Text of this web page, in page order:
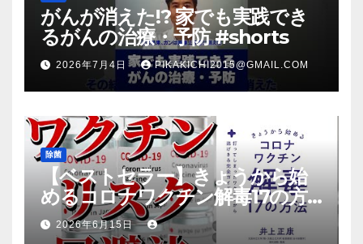
がんが消えた!? 家でも実践でき
るがんの治療・予防 #shorts
2026年7月4日 PIKAKICHI2015@GMAIL.COM
除菌
【ベストセラー】きょうから始
めるコロナワクチン解毒17の方
法【本要約】
2026年6月15日